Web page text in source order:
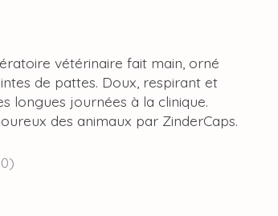
vétérinaire fait main, orné
de pattes. Doux, respirant et
longues journées à la clinique.
des animaux par ZinderCaps.
à